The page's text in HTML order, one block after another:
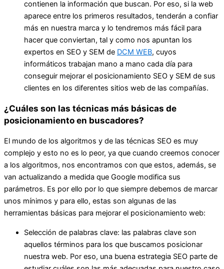
contienen la información que buscan. Por eso, si la web
aparece entre los primeros resultados, tenderán a confiar
más en nuestra marca y lo tendremos más fácil para
hacer que conviertan, tal y como nos apuntan los
expertos en SEO y SEM de DCM WEB, cuyos
informáticos trabajan mano a mano cada día para
conseguir mejorar el posicionamiento SEO y SEM de sus
clientes en los diferentes sitios web de las compañías.
¿Cuáles son las técnicas más básicas de
posicionamiento en buscadores?
El mundo de los algoritmos y de las técnicas SEO es muy
complejo y esto no es lo peor, ya que cuando creemos conocer
a los algoritmos, nos encontramos con que estos, además, se
van actualizando a medida que Google modifica sus
parámetros. Es por ello por lo que siempre debemos de marcar
unos mínimos y para ello, estas son algunas de las
herramientas básicas para mejorar el posicionamiento web:
Selección de palabras clave: las palabras clave son
aquellos términos para los que buscamos posicionar
nuestra web. Por eso, una buena estrategia SEO parte de